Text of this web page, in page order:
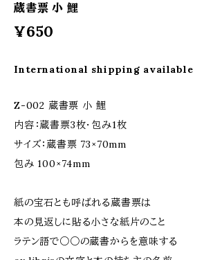
蔵書票 小 鯉
¥650
International shipping available
Z-002 蔵書票 小 鯉
内容：蔵書票3枚・包み1枚
サイズ：蔵書票 73×70mm
包み 100×74mm
紙の宝石とも呼ばれる蔵書票は
本の見返しに貼る小さな紙片のこと
ラテン語で○○の蔵書からを意味する